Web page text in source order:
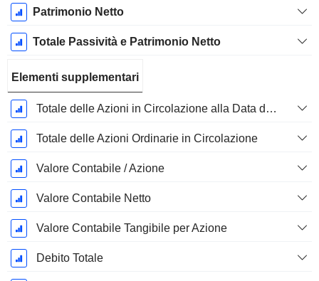
Patrimonio Netto
Totale Passività e Patrimonio Netto
Elementi supplementari
Totale delle Azioni in Circolazione alla Data di Deposito
Totale delle Azioni Ordinarie in Circolazione
Valore Contabile / Azione
Valore Contabile Netto
Valore Contabile Tangibile per Azione
Debito Totale